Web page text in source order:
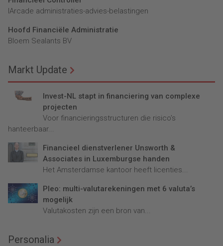
lArcade administraties-advies-belastingen
Hoofd Financiële Administratie
Bloem Sealants BV
Markt Update
Invest-NL stapt in financiering van complexe
projecten
Voor financieringsstructuren die risico’s
hanteerbaar...
Financieel dienstverlener Unsworth &
Associates in Luxemburgse handen
Het Amsterdamse kantoor heeft licenties...
Pleo: multi-valutarekeningen met 6 valuta’s
mogelijk
Valutakosten zijn een bron van...
Personalia